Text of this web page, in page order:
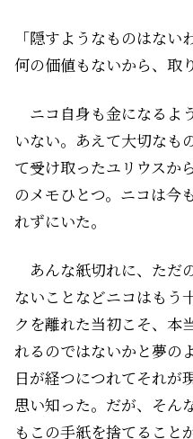
「隠すようなものはな
何の価値もないから、取
ニコ自身も金になるよ
いない。あえて大切なも
て受け取ったユリウスか
のメモひとつ。ニコは今
れずにいた。
あんな紙切れに、ただ
ないことなどニコはもう
クを離れた当初こそ、本
れるのではないかと夢の
日が経つにつれてそれが
思い知った。だが、そん
もこの手紙を捨てること